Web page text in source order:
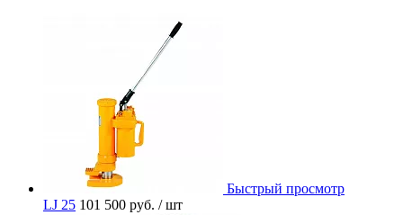
Быстрый просмотр
LJ 25 101 500 руб. / шт